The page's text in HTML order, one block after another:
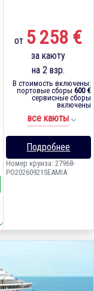
от 5 258 €
за каюту
на 2 взр.
В стоимость включены:
портовые сборы 600 €
сервисные сборы
включены
все каюты
Подробнее
Номер круиза: 27968-
PO20260921SEAMIA